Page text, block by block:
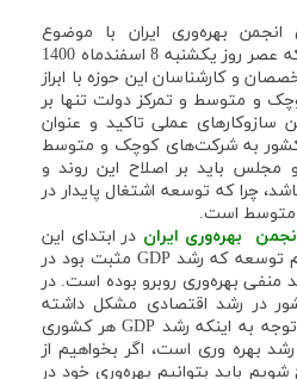
بهره‌وری ایران با موضوع
«شرکت‌های کوچک و متوسط» که عصر روز یکشنبه 8 اسفندماه 1400
و کارشناسان این حوزه با ابراز
و متوسط و تمرکز دولت تنها بر
سازوکارهای عملی تاکید و عنوان
کشور به شرکت‌های کوچک و متوسط
باید بر اصلاح این روند و
چرا که توسعه اشتغال پایدار در
متوسط است.
بهره‌وری ایران در ابتدای این
نشست گفت: به‌جز برنامه چهارم توسعه که رشد GDP مثبت بود در
منفی بهره‌وری روبرو بوده است. در
در رشد اقتصادی مشکل داشته
است. این در حالی است که با توجه به اینکه رشد GDP هر کشوری
بهره وری است، اگر بخواهیم از
باید بتوانیم بهره‌وری خود در